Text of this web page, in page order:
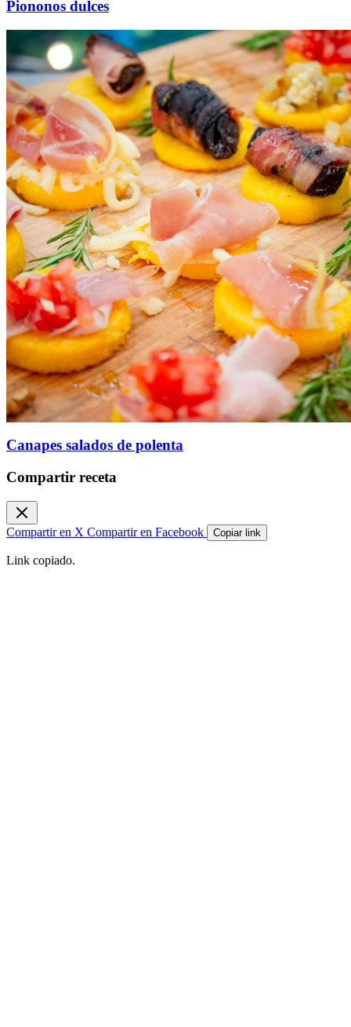
Piononos dulces
Canapes salados de polenta
Compartir receta
Compartir en X Compartir en Facebook Copiar link
Link copiado.